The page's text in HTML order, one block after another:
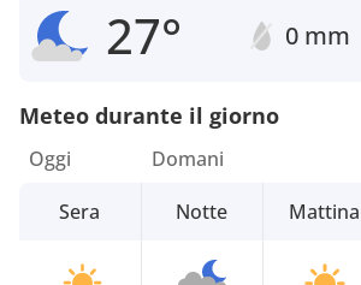
27° 0 mm
Meteo durante il giorno
Oggi
Sera
Domani
Notte
Mattina